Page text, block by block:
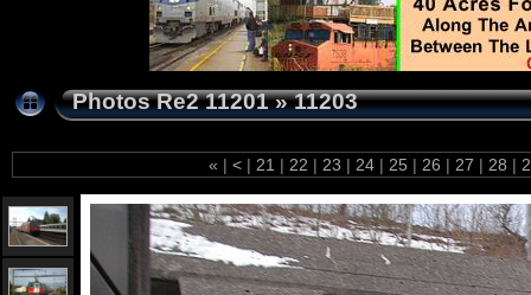
Photos Re2 11201»11203
« | < | 21 | 22 | 23 | 24 | 25 | 26 | 27 | 28 |